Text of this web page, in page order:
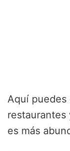
Aquí puedes
es más